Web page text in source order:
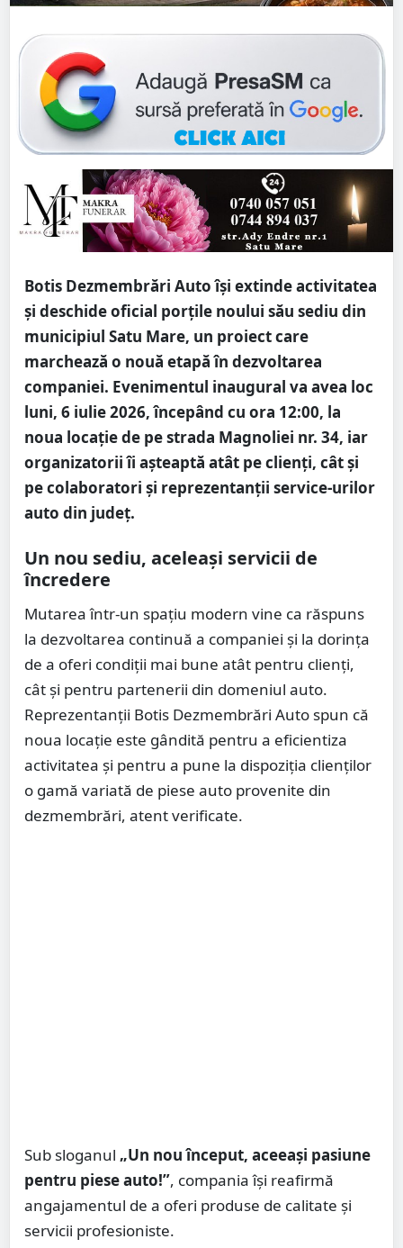
Botis Dezmembrări Auto își extinde activitatea
și deschide oficial porțile noului său sediu din
municipiul Satu Mare, un proiect care
marchează o nouă etapă în dezvoltarea
companiei. Evenimentul inaugural va avea loc
luni, 6 iulie 2026, începând cu ora 12:00, la
noua locație de pe strada Magnoliei nr. 34, iar
organizatorii îi așteaptă atât pe clienți, cât și
pe colaboratori și reprezentanții service-urilor
auto din județ.
Un nou sediu, aceleași servicii de
încredere
Mutarea într-un spațiu modern vine ca răspuns
la dezvoltarea continuă a companiei și la dorința
de a oferi condiții mai bune atât pentru clienți,
cât și pentru partenerii din domeniul auto.
Reprezentanții Botis Dezmembrări Auto spun că
noua locație este gândită pentru a eficientiza
activitatea și pentru a pune la dispoziția clienților
o gamă variată de piese auto provenite din
dezmembrări, atent verificate.
Sub sloganul „Un nou început, aceeași pasiune
pentru piese auto!”, compania își reafirmă
angajamentul de a oferi produse de calitate și
servicii profesioniste.